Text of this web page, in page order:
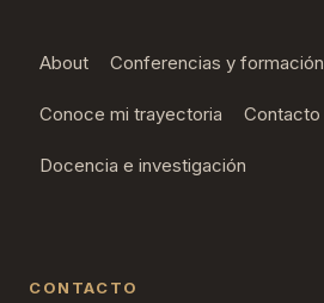
About Conferencias y formación
Conoce mi trayectoria Contacto
Docencia e investigación
CONTACTO